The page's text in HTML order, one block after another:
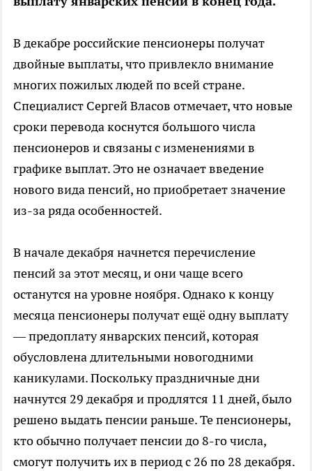
В декабре российские пенсионеры получат
двойные выплаты, что привлекло внимание
многих пожилых людей по всей стране.
Специалист Сергей Власов отмечает, что новые
сроки перевода коснутся большого числа
пенсионеров и связаны с изменениями в
графике выплат. Это не означает введение
нового вида пенсий, но приобретает значение
из-за ряда особенностей.
В начале декабря начнется перечисление
пенсий за этот месяц, и они чаще всего
останутся на уровне ноября. Однако к концу
месяца пенсионеры получат ещё одну выплату
— предоплату январских пенсий, которая
обусловлена длительными новогодними
каникулами. Поскольку праздничные дни
начнутся 29 декабря и продлятся 11 дней, было
решено выдать пенсии раньше. Те пенсионеры,
кто обычно получает пенсии до 8-го числа,
смогут получить их в период с 26 по 28 декабря.